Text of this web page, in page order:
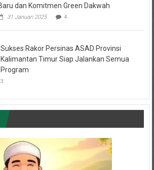
31 Januari 2025 4
Kalimantan Timur Siap Jalankan Semua
Program
3